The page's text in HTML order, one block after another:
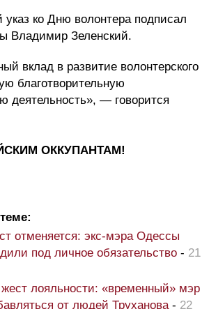
ко Дню волонтера подписал
Владимир Зеленский.
вклад в развитие волонтерского
благотворительную
деятельность», — говорится
ОККУПАНТАМ!
отменяется: экс-мэра Одессы
под личное обязательство - 21
лояльности: «временный» мэр
от людей Труханова- 22